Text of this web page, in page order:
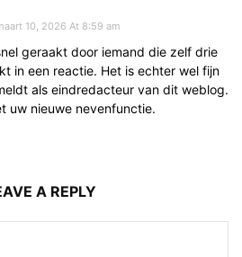
10, 2026 At 8:59 am
geraakt door iemand die zelf drie
in een reactie. Het is echter wel fijn
als eindredacteur van dit weblog.
uw nieuwe nevenfunctie.
A REPLY